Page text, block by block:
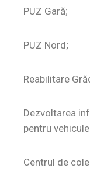
PUZ Gară;
PUZ Nord;
Reabilitare
Dezvoltarea
pentru
Centrul de